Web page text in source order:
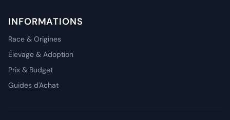
INFORMATIONS
Race & Origines
Élevage & Adoption
Prix & Budget
Guides d'Achat